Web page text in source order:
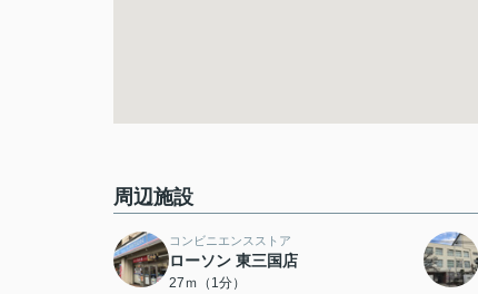
周辺施設
コンビニエンスストア
ローソン 東三国店
27ｍ（1分）